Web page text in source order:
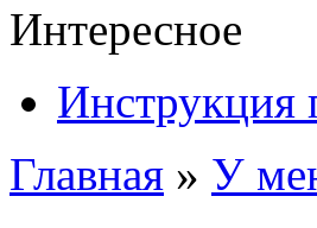
Интересное
Главная » У